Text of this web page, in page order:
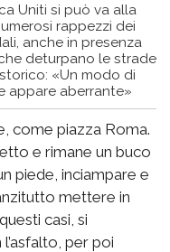
Uniti si può va alla
rappezzi dei
anche in presenza
deturpano le strade
«Un modo di
appare aberrante»
come piazza Roma.
e rimane un buco
piede, inciampare e
mettere in
casi, si
per poi